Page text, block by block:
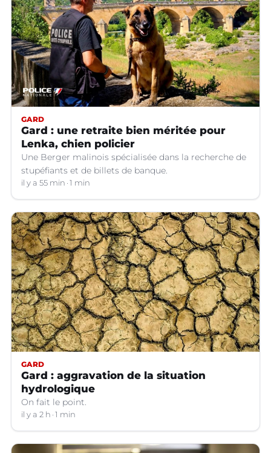
GARD
Gard : une retraite bien méritée pour
Lenka, chien policier
Une Berger malinois spécialisée dans la recherche de
stupéfiants et de billets de banque.
il y a 55 min 1 min
GARD
Gard : aggravation de la situation
hydrologique
On fait le point.
il y a 2 h 1 min